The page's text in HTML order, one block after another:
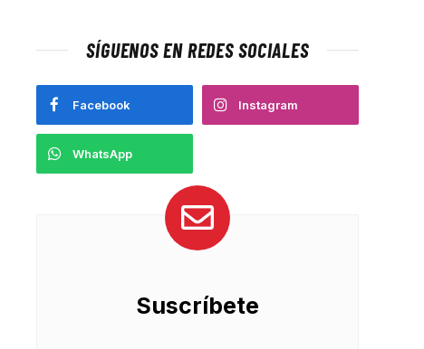
SÍGUENOS EN REDES SOCIALES
Facebook Instagram
WhatsApp
Suscríbete